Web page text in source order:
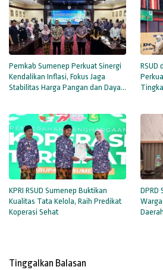
Pemkab Sumenep Perkuat Sinergi
Kendalikan Inflasi, Fokus Jaga
Stabilitas Harga Pangan dan Daya
RSUD
KPRI RSUD Sumenep Buktikan
Kualitas Tata Kelola, Raih Predikat
Koperasi Sehat
DPRD
Daerah
Tinggalkan Balasan